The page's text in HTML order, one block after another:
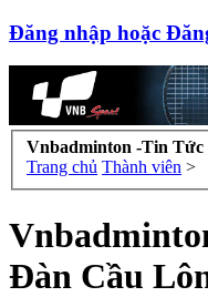
Đăng nhập hoặc
Vnbadminton -Tin Tức
Trang chủ Thành viên >
Đàn Cầu